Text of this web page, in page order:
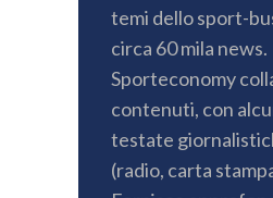
temi dello sport-
circa 60 mila news.
Sporteconomy
contenuti, con
testate
(radio, carta